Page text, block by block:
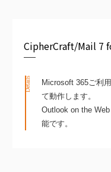
CipherCraft/Mail 7
Details
Microsoft 365ご利
て動作します。
Outlook on the
能です。